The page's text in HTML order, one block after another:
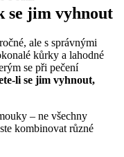
‌se jim vyhnout
ale s správnými
kůrky a lahodné
se při pečení
li se jim⁢ vyhnout,
– ne všechny
kombinovat různé